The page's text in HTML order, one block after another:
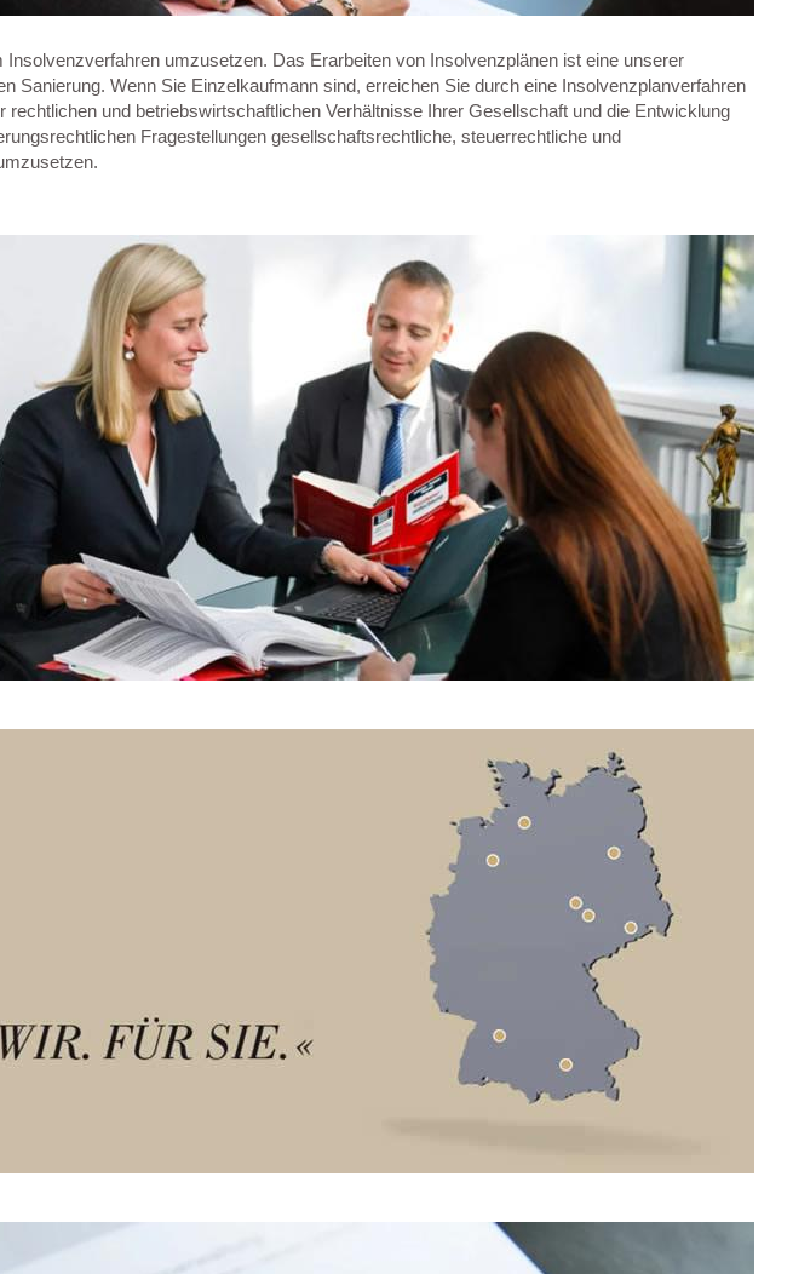
umzusetzen. Das Erarbeiten von Insolvenzplänen ist eine unserer
Wenn Sie Einzelkaufmann sind, erreichen Sie durch eine Insolvenzplanverfahren
und betriebswirtschaftlichen Verhältnisse Ihrer Gesellschaft und die Entwicklung
Fragestellungen gesellschaftsrechtliche, steuerrechtliche und